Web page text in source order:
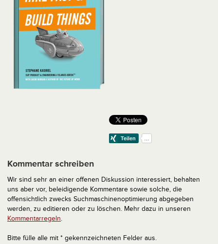
Kommentar schreiben
Wir sind sehr an einer offenen Diskussion interessiert, behalten
uns aber vor, beleidigende Kommentare sowie solche, die
offensichtlich zwecks Suchmaschinenoptimierung abgegeben
werden, zu editieren oder zu löschen. Mehr dazu in unseren
Kommentarregeln.
Bitte fülle alle mit * gekennzeichneten Felder aus.